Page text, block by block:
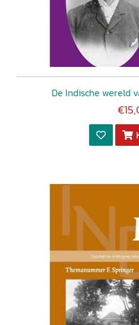
De Indische wereld